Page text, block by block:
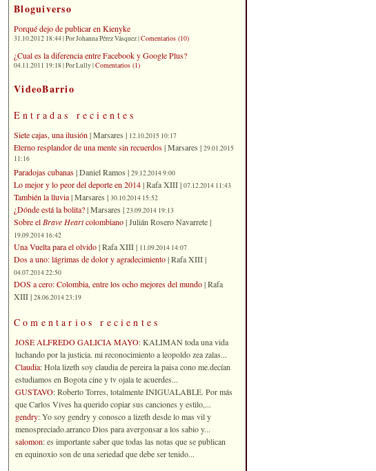
Bloguiverso
Porqué dejo de publicar en Kienyke
31.10.2012 18:44 | Por Johanna Pérez Vásquez |Comentarios (10)
¿Cual es la diferencia entre Facebook y Google Plus?
04.11.2011 19:18 | Por Lully |Comentarios (1)
VideoBarrio
Entradas recientes
Siete cajas, una ilusión | Marsares | 12.10.2015 10:17
Eterno resplandor de una mente sin recuerdos| Marsares | 29.01.2015
11:16
Paradojas cubanas| Daniel Ramos | 29.12.2014 9:00
Lo mejor y lo peor del deporte en 2014| Rafa XIII | 07.12.2014 11:43
También la lluvia| Marsares | 30.10.2014 15:52
¿Dónde está la bolita?| Marsares | 23.09.2014 19:13
Sobre el Brave Heartcolombiano| Julián Rosero Navarrete |
19.09.2014 16:42
Una Vuelta para el olvido| Rafa XIII | 11.09.2014 14:07
Dos a uno: lágrimas de dolor y agradecimiento| Rafa XIII |
04.07.2014 22:50
DOS a cero: Colombia, entre los ocho mejores del mundo| Rafa
XIII | 28.06.2014 23:19
Comentarios recientes
JOSE ALFREDO GALICIA MAYO: KALIMAN toda una vida
luchando por la justicia. mi reconocimiento a leopoldo zea zalas...
Claudia: Hola lizeth soy claudia de pereira la paisa cono me.decían
estudiamos en Bogota cine y tv ojala te acuerdes...
GUSTAVO: Roberto Torres, totalmente INIGUALABLE. Por más
que Carlos Vives ha querido copiar sus canciones y estilo,...
gendry: Yo soy gendry y conosco a lizeth desde lo mas vil y
menospreciado.arranco Dios para avergonsar a los sabio y...
salomon: es importante saber que todas las notas que se publican
en equinoxio son de una seriedad que debe ser tenido...